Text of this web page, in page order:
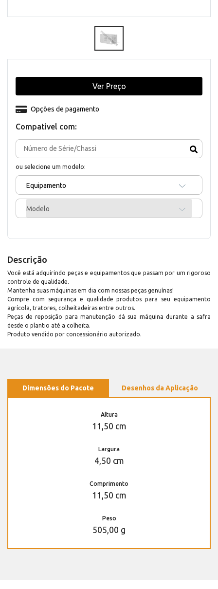
Compativel com:
ou selecione um modelo:
Equipamento
Modelo
Opções de pagamento
Ver Preço
Descrição
Você está adquirindo peças e equipamentos que passam por um rigoroso
controle de qualidade.
Mantenha suas máquinas em dia com nossas peças genuínas!
Compre com segurança e qualidade produtos para seu equipamento
agrícola, tratores, colheitadeiras entre outros.
Peças de reposição para manutenção dá sua máquina durante a safra
desde o plantio até a colheita.
Produto vendido por concessionário autorizado.
Dimensões do Pacote Desenhos da Aplicação
Altura
11,50 cm
Largura
4,50 cm
Comprimento
11,50 cm
Peso
505,00 g